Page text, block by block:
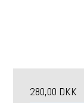
280,00 DKK